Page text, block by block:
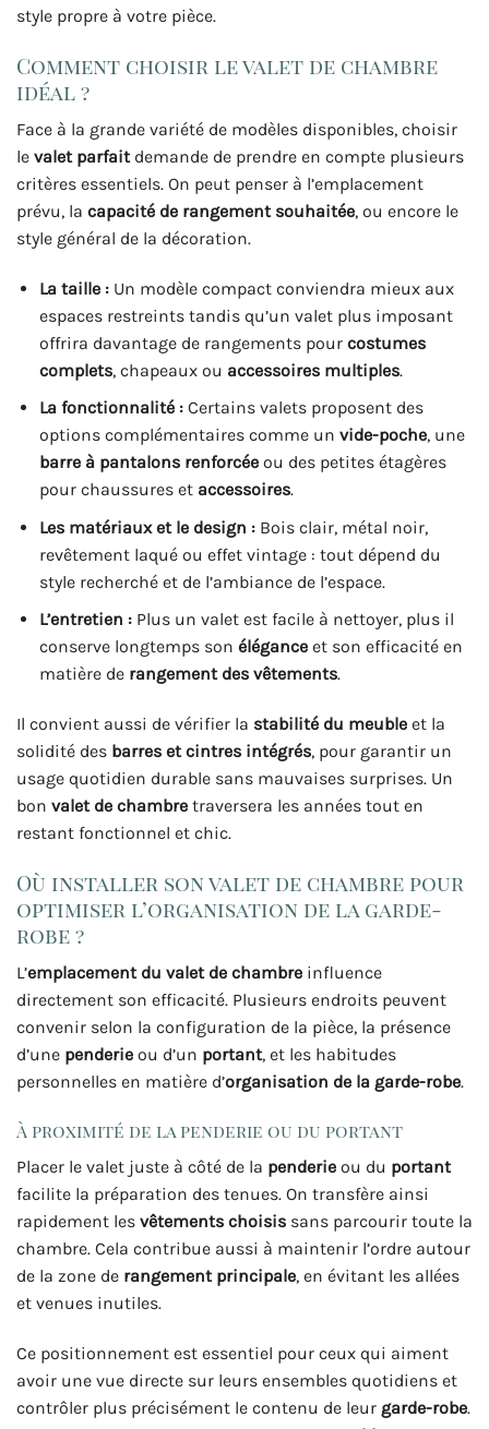
style propre à votre pièce.
Comment choisir le valet de chambre
idéal ?
Face à la grande variété de modèles disponibles, choisir
le valet parfait demande de prendre en compte plusieurs
critères essentiels. On peut penser à l’emplacement
prévu, la capacité de rangement souhaitée, ou encore le
style général de la décoration.
La taille :Un modèle compact conviendra mieux aux
espaces restreints tandis qu’un valet plus imposant
offrira davantage de rangements pour costumes
complets, chapeaux ou accessoires multiples.
La fonctionnalité :Certains valets proposent des
options complémentaires comme un vide-poche, une
barre à pantalons renforcéeou des petites étagères
pour chaussures et accessoires.
Les matériaux et le design :Bois clair, métal noir,
revêtement laqué ou effet vintage : tout dépend du
style recherché et de l’ambiance de l’espace.
L’entretien :Plus un valet est facile à nettoyer, plus il
conserve longtemps son éléganceet son efficacité en
matière de rangement des vêtements.
Il convient aussi de vérifier la stabilité du meuble et la
solidité des barres et cintres intégrés, pour garantir un
usage quotidien durable sans mauvaises surprises. Un
bon valet de chambre traversera les années tout en
restant fonctionnel et chic.
Où installer son valet de chambre pour
optimiser l’organisation de la garde-
robe ?
L’emplacement du valet de chambre influence
directement son efficacité. Plusieurs endroits peuvent
convenir selon la configuration de la pièce, la présence
d’une penderie ou d’un portant, et les habitudes
personnelles en matière d’organisation de la garde-robe.
À proximité de la penderie ou du portant
Placer le valet juste à côté de la penderie ou du portant
facilite la préparation des tenues. On transfère ainsi
rapidement les vêtements choisis sans parcourir toute la
chambre. Cela contribue aussi à maintenir l’ordre autour
de la zone de rangement principale, en évitant les allées
et venues inutiles.
Ce positionnement est essentiel pour ceux qui aiment
avoir une vue directe sur leurs ensembles quotidiens et
contrôler plus précisément le contenu de leur garde-robe.